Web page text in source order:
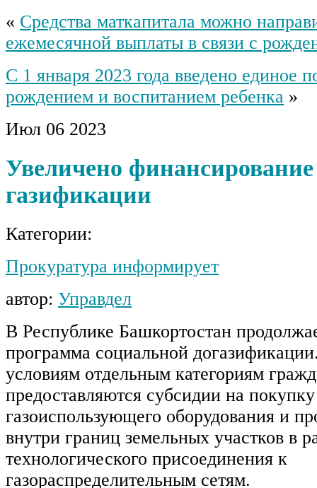
« Средства маткапитала можно
ежемесячной выплаты в связи с
С 1 января 2023 года введено единое
рождением и воспитанием ребенка »
Июл 06 2023
Увеличено
газификации
Категории:
Прокуратура информирует
автор: Управдел
В Республике Башкортостан
программа социальной
условиям отдельным категориям
предоставляются субсидии на
газоиспользующего оборудования и
внутри границ земельных участков в
технологического присоединения к
газораспределительным сетям.